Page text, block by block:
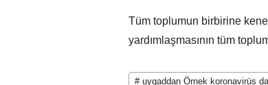
Tüm toplumun birbirine
yardımlaşmasının tüm
# uygaddan Örnek koronavirüs